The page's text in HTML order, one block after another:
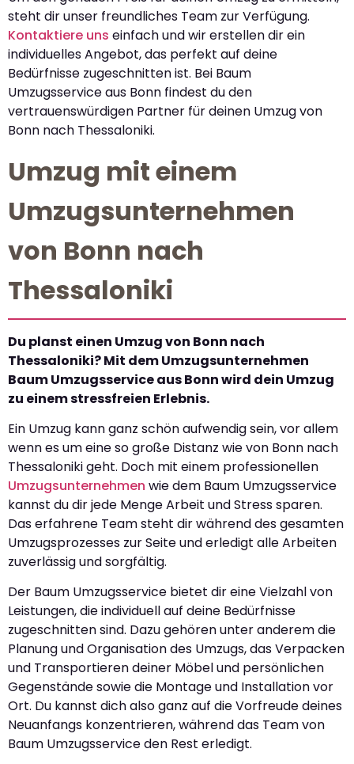
steht dir unser freundliches Team zur Verfügung.
Kontaktiere uns einfach und wir erstellen dir ein
individuelles Angebot, das perfekt auf deine
Bedürfnisse zugeschnitten ist. Bei Baum
Umzugsservice aus Bonn findest du den
vertrauenswürdigen Partner für deinen Umzug von
Bonn nach Thessaloniki.
Umzug mit einem
Umzugsunternehmen
von Bonn nach
Thessaloniki
Du planst einen Umzug von Bonn nach
Thessaloniki? Mit dem Umzugsunternehmen
Baum Umzugsservice aus Bonn wird dein Umzug
zu einem stressfreien Erlebnis.
Ein Umzug kann ganz schön aufwendig sein, vor allem
wenn es um eine so große Distanz wie von Bonn nach
Thessaloniki geht. Doch mit einem professionellen
Umzugsunternehmen wie dem Baum Umzugsservice
kannst du dir jede Menge Arbeit und Stress sparen.
Das erfahrene Team steht dir während des gesamten
Umzugsprozesses zur Seite und erledigt alle Arbeiten
zuverlässig und sorgfältig.
Der Baum Umzugsservice bietet dir eine Vielzahl von
Leistungen, die individuell auf deine Bedürfnisse
zugeschnitten sind. Dazu gehören unter anderem die
Planung und Organisation des Umzugs, das Verpacken
und Transportieren deiner Möbel und persönlichen
Gegenstände sowie die Montage und Installation vor
Ort. Du kannst dich also ganz auf die Vorfreude deines
Neuanfangs konzentrieren, während das Team von
Baum Umzugsservice den Rest erledigt.